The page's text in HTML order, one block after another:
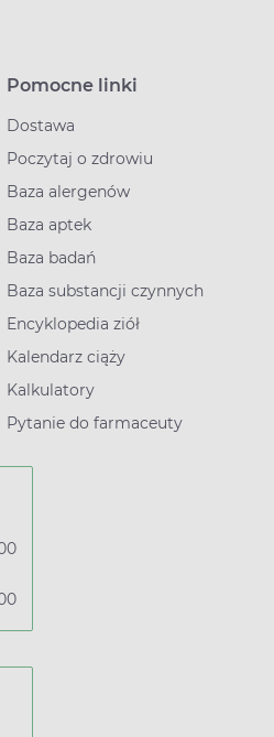
Pomocne linki
Dostawa
Poczytaj o zdrowiu
Baza alergenów
Baza aptek
Baza badań
Baza substancji czynnych
Encyklopedia ziół
Kalendarz ciąży
Kalkulatory
Pytanie do farmaceuty